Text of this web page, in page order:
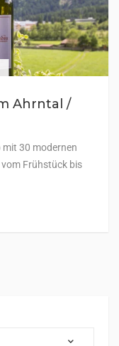
Ahrntal /
mit 30 modernen
Frühstück bis